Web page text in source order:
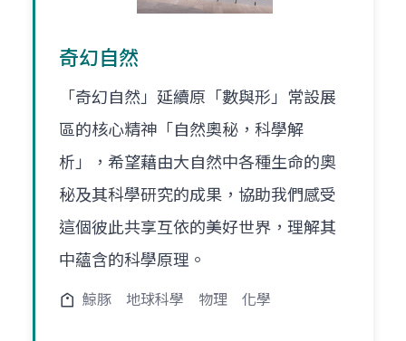
奇幻自然
「奇幻自然」延續原「數與形」常設展
區的核心精神「自然奧秘，科學解
析」，希望藉由大自然中各種生命的奧
秘及其科學研究的成果，協助我們感受
這個彼此共享互依的美好世界，理解其
中蘊含的科學原理。
鯨豚 地球科學 物理 化學